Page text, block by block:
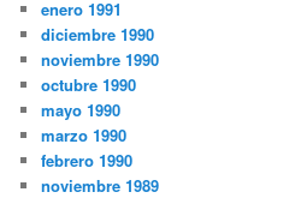
enero 1991
diciembre 1990
noviembre 1990
octubre 1990
mayo 1990
marzo 1990
febrero 1990
noviembre 1989